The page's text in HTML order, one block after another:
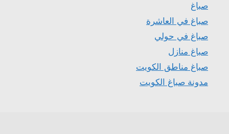
صباغ
صباغ في العاشرة
صباغ في حولي
صباغ منازل
صباغ مناطق الكويت
مدونة صباغ الكويت